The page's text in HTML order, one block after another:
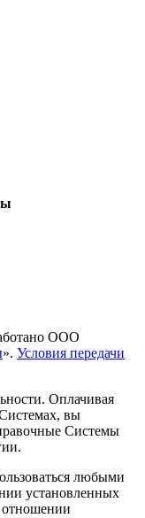
ООО
». Условия передачи
Оплачивая
вы
Системы
любыми
установленных
отношении